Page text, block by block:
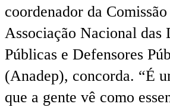
coordenador da
Associação Nacional das
Públicas e Defensores
(Anadep), concorda. “É
que a gente vê como